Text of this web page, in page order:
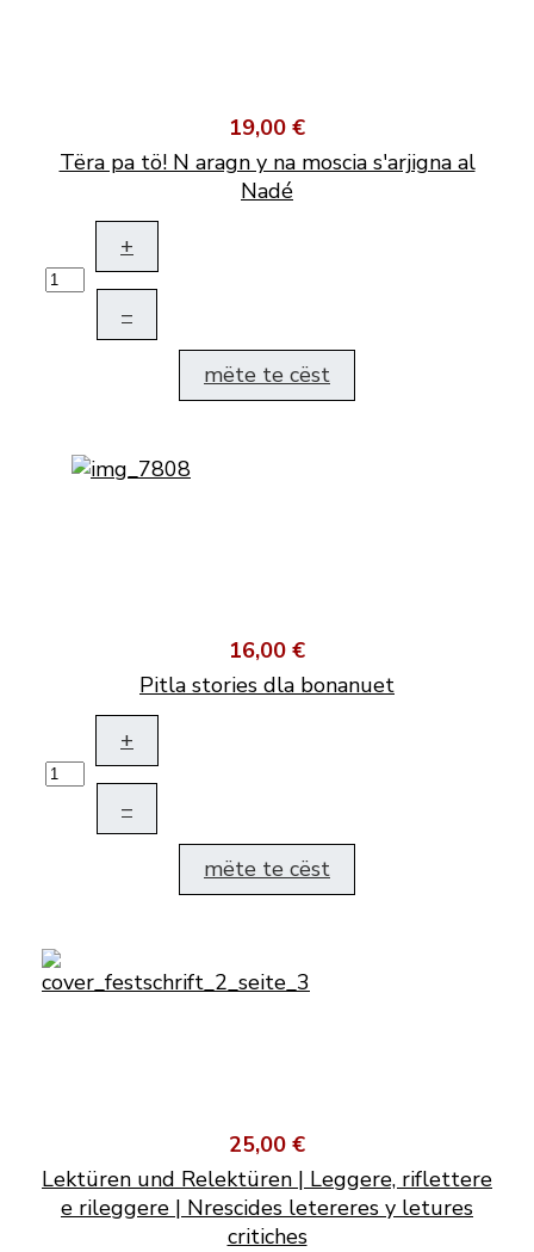
19,00 €
Tëra pa tö! N aragn y na moscia s'arjigna al
Nadé
+
–
mëte te cëst
16,00 €
Pitla stories dla bonanuet
+
–
mëte te cëst
25,00 €
Lektüren und Relektüren | Leggere, riflettere
e rileggere | Nrescides letereres y letures
critiches